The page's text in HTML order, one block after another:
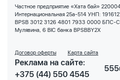
Частное предприятие «Хата бай»
Интернациональная 25а-514 УНП:
BPSB 3012 3126 4801 7933 0000 БПС-
Мулявина, 6 BIC банка BPSBBY2X
Договор оферты Карта сайта
Реклама на сайте:
+375 (44) 550 4545